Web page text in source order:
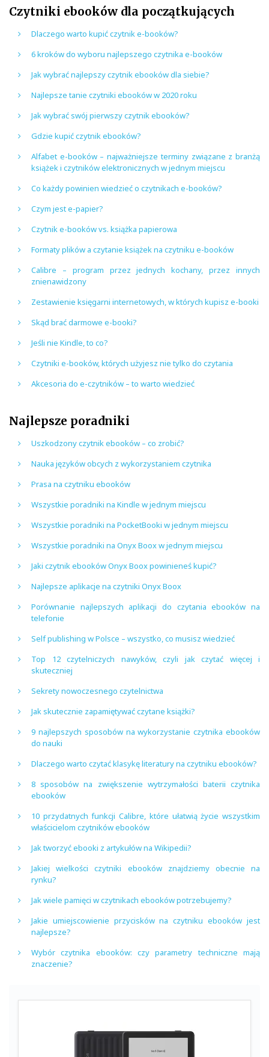
Czytniki ebooków dla początkujących
Dlaczego warto kupić czytnik e-booków?
6 kroków do wyboru najlepszego czytnika e-booków
Jak wybrać najlepszy czytnik ebooków dla siebie?
Najlepsze tanie czytniki ebooków w 2020 roku
Jak wybrać swój pierwszy czytnik ebooków?
Gdzie kupić czytnik ebooków?
Alfabet e-booków – najważniejsze terminy związane z branżą
książek i czytników elektronicznych w jednym miejscu
Co każdy powinien wiedzieć o czytnikach e-booków?
Czym jest e-papier?
Czytnik e-booków vs. książka papierowa
Formaty plików a czytanie książek na czytniku e-booków
Calibre – program przez jednych kochany, przez innych
znienawidzony
Zestawienie księgarni internetowych, w których kupisz e-booki
Skąd brać darmowe e-booki?
Jeśli nie Kindle, to co?
Czytniki e-booków, których użyjesz nie tylko do czytania
Akcesoria do e-czytników – to warto wiedzieć
Najlepsze poradniki
Uszkodzony czytnik ebooków – co zrobić?
Nauka języków obcych z wykorzystaniem czytnika
Prasa na czytniku ebooków
Wszystkie poradniki na Kindle w jednym miejscu
Wszystkie poradniki na PocketBooki w jednym miejscu
Wszystkie poradniki na Onyx Boox w jednym miejscu
Jaki czytnik ebooków Onyx Boox powinieneś kupić?
Najlepsze aplikacje na czytniki Onyx Boox
Porównanie najlepszych aplikacji do czytania ebooków na
telefonie
Self publishing w Polsce – wszystko, co musisz wiedzieć
Top 12 czytelniczych nawyków, czyli jak czytać więcej i
skuteczniej
Sekrety nowoczesnego czytelnictwa
Jak skutecznie zapamiętywać czytane książki?
9 najlepszych sposobów na wykorzystanie czytnika ebooków
do nauki
Dlaczego warto czytać klasykę literatury na czytniku ebooków?
8 sposobów na zwiększenie wytrzymałości baterii czytnika
ebooków
10 przydatnych funkcji Calibre, które ułatwią życie wszystkim
właścicielom czytników ebooków
Jak tworzyć ebooki z artykułów na Wikipedii?
Jakiej wielkości czytniki ebooków znajdziemy obecnie na
rynku?
Jak wiele pamięci w czytnikach ebooków potrzebujemy?
Jakie umiejscowienie przycisków na czytniku ebooków jest
najlepsze?
Wybór czytnika ebooków: czy parametry techniczne mają
znaczenie?